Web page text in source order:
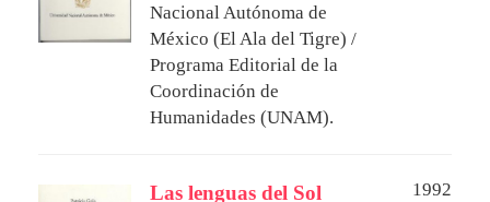
Nacional Autónoma de
México (El Ala del Tigre) /
Programa Editorial de la
Coordinación de
Humanidades (UNAM).
Las lenguas del Sol
1992